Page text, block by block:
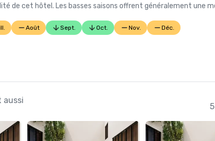
de cet hôtel. Les basses saisons offrent généralement une
Août Sept. Oct. Nov. Déc.
aussi